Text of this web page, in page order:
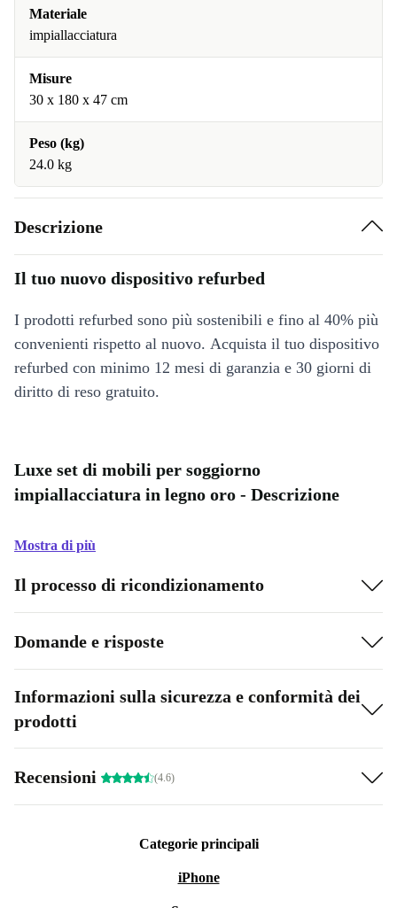
Materiale
impiallacciatura
Misure
30 x 180 x 47 cm
Peso (kg)
24.0 kg
Descrizione
Il tuo nuovo dispositivo refurbed
I prodotti refurbed sono più sostenibili e fino al 40% più
convenienti rispetto al nuovo. Acquista il tuo dispositivo
refurbed con minimo 12 mesi di garanzia e 30 giorni di
diritto di reso gratuito.
Luxe set di mobili per soggiorno
impiallacciatura in legno oro - Descrizione
Mostra di più
Il processo di ricondizionamento
Domande e risposte
Informazioni sulla sicurezza e conformità dei
prodotti
Recensioni (4.6)
Categorie principali
iPhone